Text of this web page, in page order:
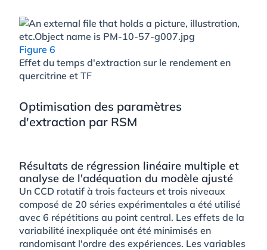
Figure 6
Effet du temps d'extraction sur le rendement en
quercitrine et TF
Optimisation des paramètres
d'extraction par RSM
Résultats de régression linéaire multiple et
analyse de l'adéquation du modèle ajusté
Un CCD rotatif à trois facteurs et trois niveaux
composé de 20 séries expérimentales a été utilisé
avec 6 répétitions au point central. Les effets de la
variabilité inexpliquée ont été minimisés en
randomisant l'ordre des expériences. Les variables